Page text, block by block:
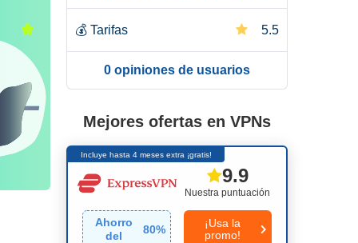
💰 Tarifas 5.5
0 opiniones de usuarios
Mejores ofertas en VPNs
Incluye hasta 4 meses extra ¡gratis!
Nuestra puntuación
9.9
Ahorro
del
80%
¡Usa la
promo!